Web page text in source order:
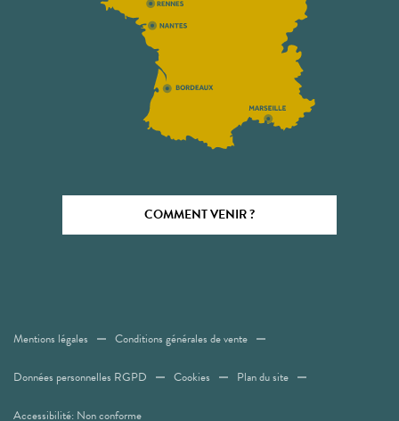
COMMENT VENIR ?
Mentions légales Conditions générales de vente
Données personnelles RGPD Cookies Plan du site
Accessibilité: Non conforme